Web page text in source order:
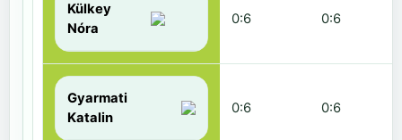
Külkey
Nóra
0:6 0:6
Gyarmati
Katalin
0:6 0:6